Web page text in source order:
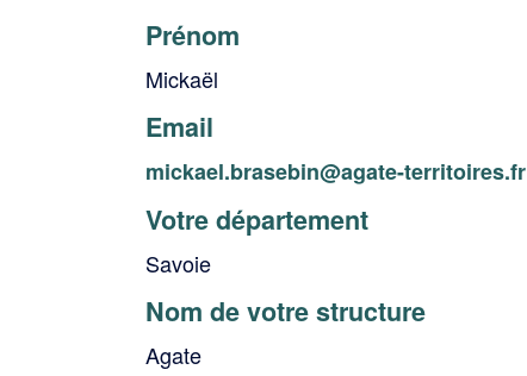
Prénom
Mickaël
Email
mickael.brasebin@agate-territoires.fr
Votre département
Savoie
Nom de votre structure
Agate